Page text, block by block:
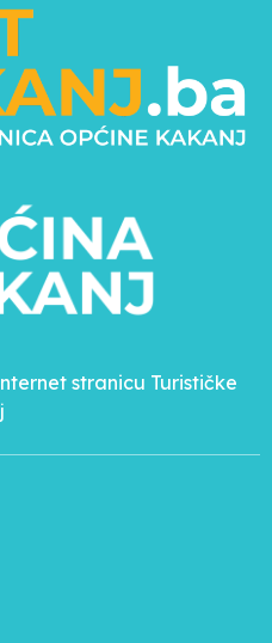
stranicu Turističke